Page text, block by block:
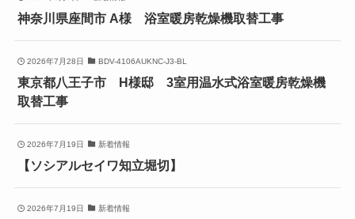
神奈川県座間市 A様 浴室暖房乾燥機取替工事
2026年7月28日 BDV-4106AUKNC-J3-BL
東京都八王子市 H様邸 3室用温水式浴室暖房乾燥機
取替工事
2026年7月19日 新着情報
【ソシアルセイワ知立堀切】
2026年7月19日 新着情報